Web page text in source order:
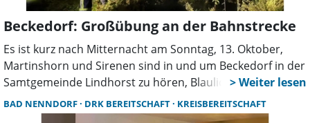
Beckedorf: Großübung an der Bahnstrecke
Es ist kurz nach Mitternacht am Sonntag, 13. Oktober,
Martinshorn und Sirenen sind in und um Beckedorf in der
Samtgemeinde Lindhorst zu hören, Blaulicht erhellt den
Nachthimmel. Ein Disponent in der Integrierten
Regionalleitstelle Schaumburg/Nienburg nahm gegen
BAD NENNDORF DRK BEREITSCHAFT KREISBEREITSCHAFT